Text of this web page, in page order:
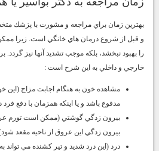
بهترين زمان براي مراجعه و مشورت با پزشك
و قبل از شروع درمان هاي خانگي است. زيرا
را بهبود نبخشد، بلكه موجب تشديد آنها نيز گردد.
خارجي و داخلي به اين شرح است :
مشاهده خون به هنگام اجابت مزاج
مدفوع باشد و يا اينكه همزمان با دفع
بيرون زدگي گوشتي (ممكن است تورم
بيرون زدگي اين عروق از ناحيه مقعد
درد (اين درد شديد و تير كشنده مي تواند